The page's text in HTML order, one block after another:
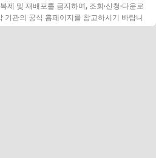
제 및 재배포를 금지하며, 조회·신청·다운로
기관의 공식 홈페이지를 참고하시기 바랍니